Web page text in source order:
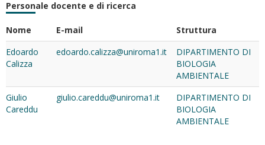
Personale docente e di ricerca
Nome E-mail
Struttura
Edoardo
Calizza
edoardo.calizza@uniroma1.it
DIPARTIMENTO DI
BIOLOGIA
AMBIENTALE
Giulio
Careddu
giulio.careddu@uniroma1.it
DIPARTIMENTO DI
BIOLOGIA
AMBIENTALE